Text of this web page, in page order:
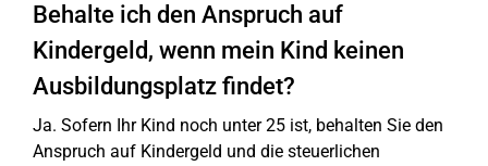
Behalte ich den Anspruch auf
Kindergeld, wenn mein Kind keinen
Ausbildungsplatz findet?
Ja. Sofern Ihr Kind noch unter 25 ist, behalten Sie den
Anspruch auf Kindergeld und die steuerlichen